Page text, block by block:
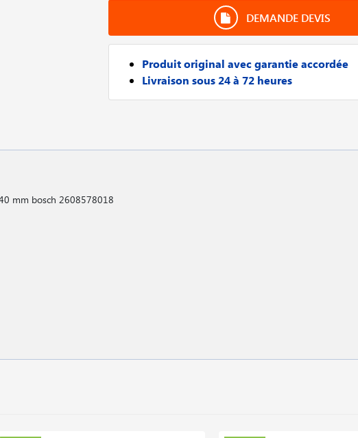
DEMANDE DEVIS
Produit original avec garantie accordée
Livraison sous 24 à 72 heures
mm bosch 2608578018